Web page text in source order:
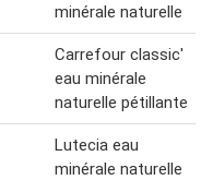
minérale naturelle
Carrefour classic'
eau minérale
naturelle pétillante
Lutecia eau
minérale naturelle